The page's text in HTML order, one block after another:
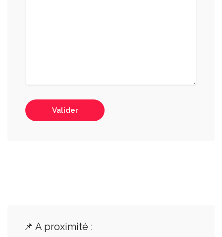
Valider
📌 A proximité :